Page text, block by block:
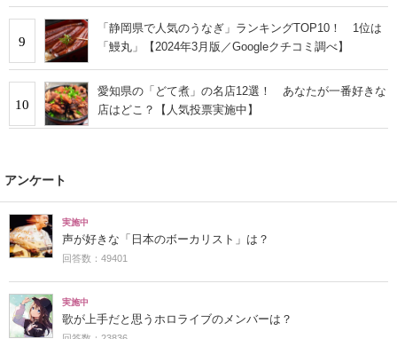
9
「静岡県で人気のうなぎ」ランキングTOP10！ 1位は
「鰻丸」【2024年3月版／Googleクチコミ調べ】
10
愛知県の「どて煮」の名店12選！ あなたが一番好きな
店はどこ？【人気投票実施中】
アンケート
実施中
声が好きな「日本のボーカリスト」は？
回答数：49401
実施中
歌が上手だと思うホロライブのメンバーは？